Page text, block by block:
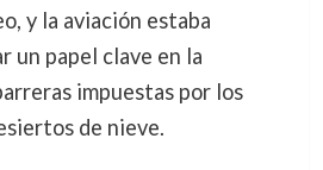
y la aviación estaba
un papel clave en la
impuestas por los
de nieve.